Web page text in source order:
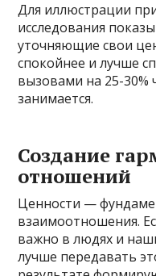
Для иллюстрации
исследования
уточняющие свои
спокойнее и лучше
вызовами на 25-30%
занимается.
Создание
отношений
Ценности —
взаимоотношения.
важно в людях и
лучше передавать